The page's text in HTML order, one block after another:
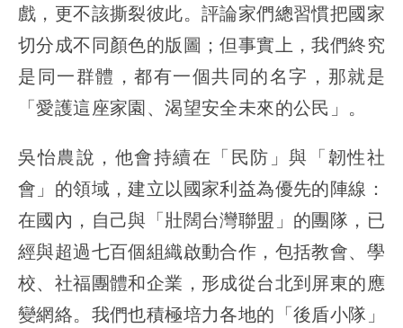
戲，更不該撕裂彼此。評論家們總習慣把國家
切分成不同顏色的版圖；但事實上，我們終究
是同一群體，都有一個共同的名字，那就是
「愛護這座家園、渴望安全未來的公民」。
吳怡農說，他會持續在「民防」與「韌性社
會」的領域，建立以國家利益為優先的陣線：
在國內，自己與「壯闊台灣聯盟」的團隊，已
經與超過七百個組織啟動合作，包括教會、學
校、社福團體和企業，形成從台北到屏東的應
變網絡。我們也積極培力各地的「後盾小隊」